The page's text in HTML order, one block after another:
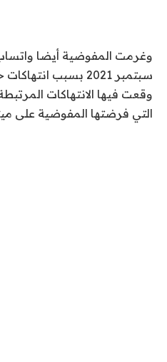
سبتمبر 2021 بسبب
وقعت فيها الانتهاكات
التي فرضتها المفوضية على ميتا حتى الآن